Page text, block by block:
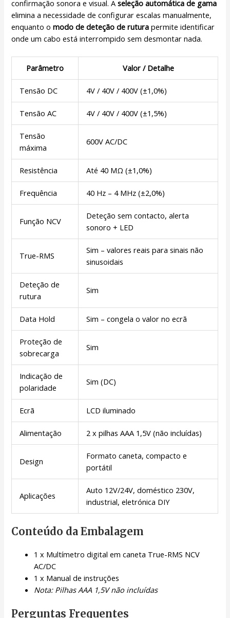
confirmação sonora e visual. Aseleção automática de gama
elimina a necessidade de configurar escalas manualmente,
enquanto omodo de deteção de rutura permite identificar
onde um cabo está interrompido sem desmontar nada.
Parâmetro Valor / Detalhe
Tensão DC 4V / 40V / 400V (±1,0%)
Tensão AC 4V / 40V / 400V (±1,5%)
Tensão
máxima
600V AC/DC
Resistência Até 40 MΩ (±1,0%)
Frequência 40 Hz – 4 MHz (±2,0%)
Função NCV
Deteção sem contacto, alerta
sonoro + LED
True-RMS
Sim – valores reais para sinais não
sinusoidais
Deteção de
rutura
Sim
Data Hold Sim – congela o valor no ecrã
Proteção de
sobrecarga
Sim
Indicação de
polaridade
Sim (DC)
Ecrã LCD iluminado
Alimentação 2 x pilhas AAA 1,5V (não incluídas)
Design
Formato caneta, compacto e
portátil
Aplicações
Auto 12V/24V, doméstico 230V,
industrial, eletrónica DIY
Conteúdo da Embalagem
1 x Multímetro digital em caneta True-RMS NCV
AC/DC
1 x Manual de instruções
Nota: Pilhas AAA 1,5V não incluídas
Perguntas Frequentes